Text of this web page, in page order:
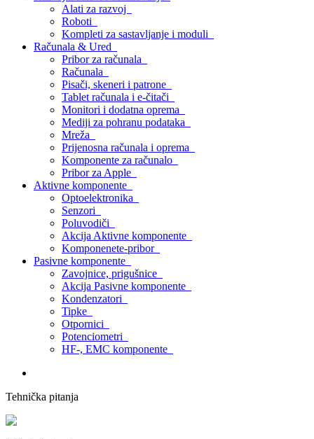
Alati za razvoj
Roboti
Kompleti za sastavljanje i moduli
Računala & Ured
Pribor za računala
Računala
Pisači, skeneri i patrone
Tablet računala i e-čitači
Monitori i dodatna oprema
Mediji za pohranu podataka
Mreža
Prijenosna računala i oprema
Komponente za računalo
Pribor za Apple
Aktivne komponente
Optoelektronika
Senzori
Poluvodiči
Akcija Aktivne komponente
Komponenete-pribor
Pasivne komponente
Zavojnice, prigušnice
Akcija Pasivne komponente
Kondenzatori
Tipke
Otpornici
Potenciometri
HF-, EMC komponente
Tehnička pitanja